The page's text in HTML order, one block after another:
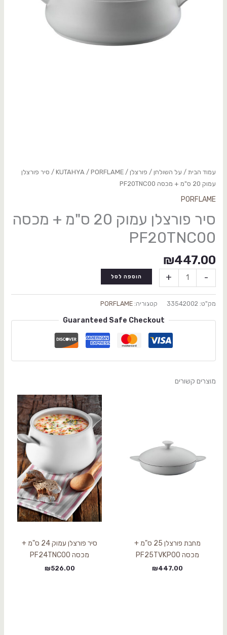
עמוד הבית/ על השולחן / פורצלן /
KUTAHYA /PORFLAME
/ סיר פורצלן
עמוק 20 ס"מ + מכסה PF20TNC00
PORFLAME
סיר פורצלן עמוק 20 ס"מ + מכסה
PF20TNC00
₪447.00
-
+ הוספה לסל
מק"ט: 33542002 קטגוריה: PORFLAME
Guaranteed Safe Checkout
מוצרים קשורים
מחבת פורצלן 25 ס"מ +
מכסה PF25TVKP00
₪447.00
סיר פורצלן עמוק 24 ס"מ +
מכסה PF24TNC00
₪526.00